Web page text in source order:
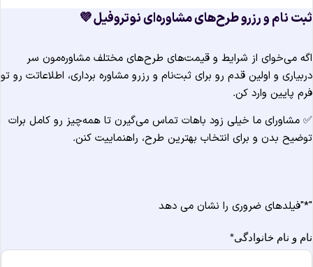
نام و رزرو طرح‌های مشاوره‌ای نوتروفیل 💜
می‌خوای از شرایط و قیمت‌های طرح‌های مختلف مشاوره‌مون سر
و اولین قدم رو برای ثبت‌نام و رزرو مشاوره برداری، اطلاعاتت رو تو
پایین وارد کن.
مشاورای ما خیلی زود باهات تماس می‌گیرن تا همه‌چیز رو کامل برات
بدن و برای انتخاب بهترین طرح، راهنماییت کنن.
*"فیلدهای ضروری را نشان می دهد
و نام خانوادگی *